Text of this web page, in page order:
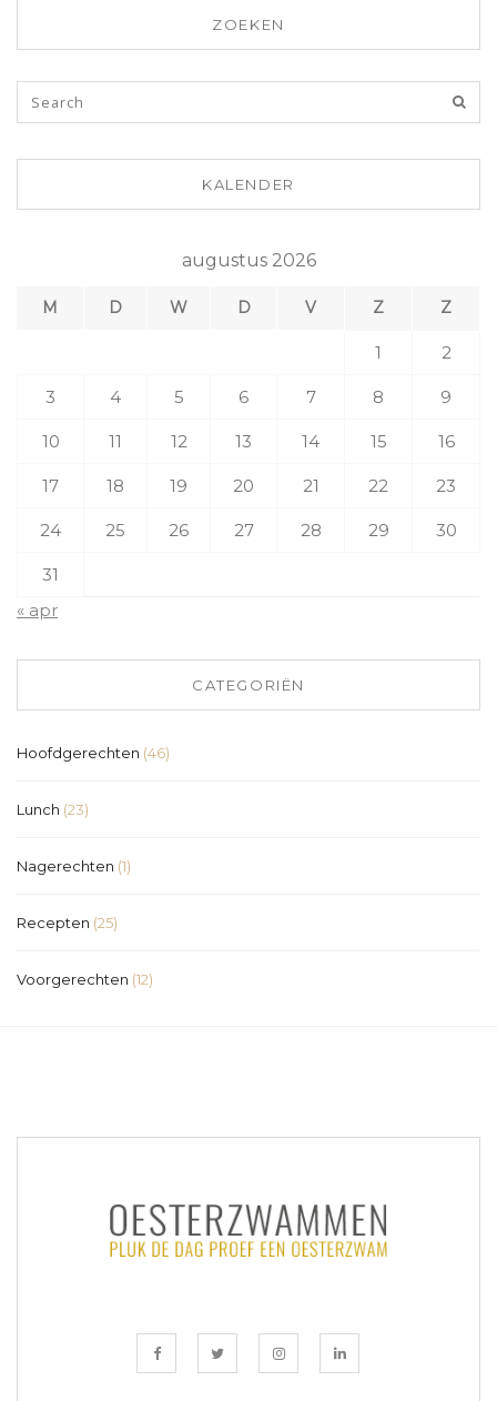
ZOEKEN
KALENDER
augustus 2026
M D W D V Z Z
1 2
3 4 5 6 7 8 9
10 11 12 13 14 15 16
17 18 19 20 21 22 23
24 25 26 27 28 29 30
31
« apr
CATEGORIËN
Hoofdgerechten (46)
Lunch (23)
Nagerechten (1)
Recepten (25)
Voorgerechten (12)